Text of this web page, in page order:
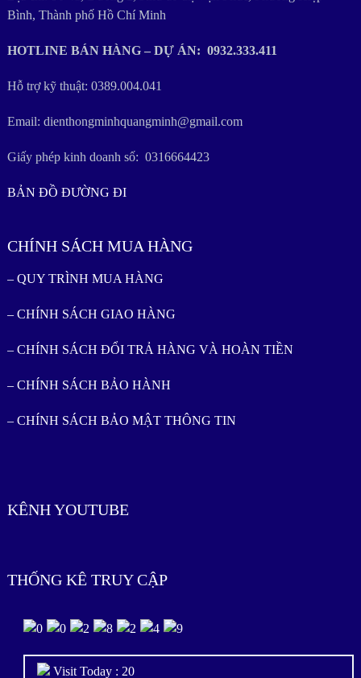
Bình, Thành phố Hồ Chí Minh
HOTLINE BÁN HÀNG – DỰ ÁN: 0932.333.411
Hỗ trợ kỹ thuật: 0389.004.041
Email: dienthongminhquangminh@gmail.com
Giấy phép kinh doanh số: 0316664423
BẢN ĐỒ ĐƯỜNG ĐI
CHÍNH SÁCH MUA HÀNG
– QUY TRÌNH MUA HÀNG
– CHÍNH SÁCH GIAO HÀNG
– CHÍNH SÁCH ĐỔI TRẢ HÀNG VÀ HOÀN TIỀN
– CHÍNH SÁCH BẢO HÀNH
– CHÍNH SÁCH BẢO MẬT THÔNG TIN
KÊNH YOUTUBE
THỐNG KÊ TRUY CẬP
Visit Today : 20